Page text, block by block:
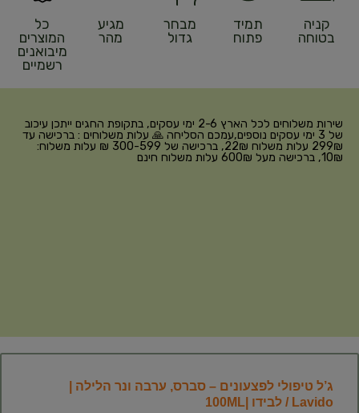
קניה
בטוחה
תמיד
פתוח
מבחר
גדול
מגיע
מהר
כל
המוצרים
מיבואנים
רשמיים
שירות משלוחים לכל הארץ 2-6 ימי עסקים, בתקופת החגים ייתכן עיכוב
של 3 ימי עסקים נוספים,עמכם הסליחה 🙏 עלות משלוחים : ברכישה עד
299₪ עלות משלוח 22₪, ברכישה של 300-599 ₪ עלות משלוח:
10₪, ברכישה מעל 600₪ עלות משלוח חינם
ג’ל טיפולי לפצעונים – סברס, ערבה ונר הלילה |
Lavido / לבידו |100ML